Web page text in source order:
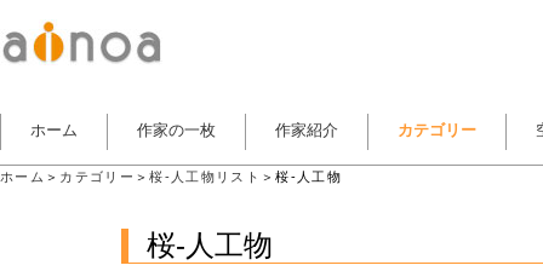
ホーム 作家の一枚 作家紹介 カテゴリー
ホーム ＞ カテゴリー ＞桜-人工物リスト ＞桜-人工物
桜-人工物